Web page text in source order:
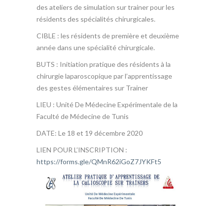
des ateliers de simulation sur trainer pour les
résidents des spécialités chirurgicales.
CIBLE : les résidents de première et deuxième
année dans une spécialité chirurgicale.
BUTS : Initiation pratique des résidents à la
chirurgie laparoscopique par l’apprentissage
des gestes élémentaires sur Trainer
LIEU : Unité De Médecine Expérimentale de la
Faculté de Médecine de Tunis
DATE: Le 18 et 19 décembre 2020
LIEN POUR L’INSCRIPTION :
https://forms.gle/QMnR62iGoZ7JYKFt5